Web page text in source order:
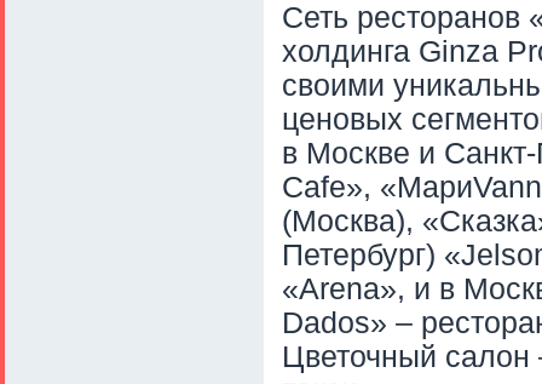
Сеть ресторанов
холдинга Ginza
своими
ценовых
в Москве и
Cafe»,
(Москва),
Петербург)
«Arena», и в
Dados» –
Цветочный